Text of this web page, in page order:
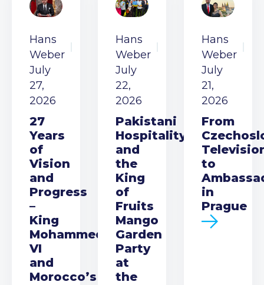
Hans
Weber
July
27,
2026
27
Years
of
Vision
and
Progress
–
King
Mohammed
VI
and
Morocco’s
Hans
Weber
July
22,
2026
Pakistani
Hospitality
and
the
King
of
Fruits
Mango
Garden
Party
at
the
Hans
Weber
July
21,
2026
From
to
in
Prague